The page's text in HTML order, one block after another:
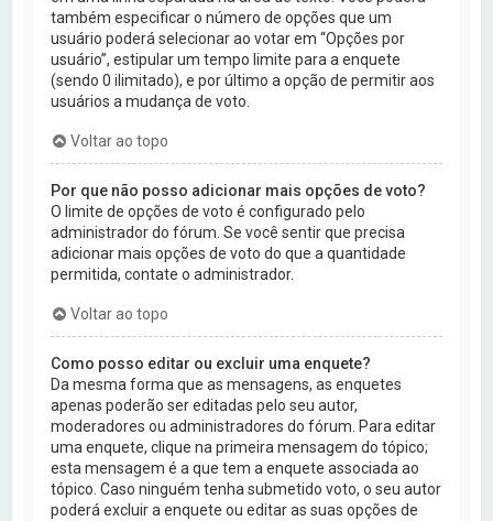
também especificar o número de opções que um
usuário poderá selecionar ao votar em “Opções por
usuário”, estipular um tempo limite para a enquete
(sendo 0 ilimitado), e por último a opção de permitir aos
usuários a mudança de voto.
Voltar ao topo
Por que não posso adicionar mais opções de voto?
O limite de opções de voto é configurado pelo
administrador do fórum. Se você sentir que precisa
adicionar mais opções de voto do que a quantidade
permitida, contate o administrador.
Voltar ao topo
Como posso editar ou excluir uma enquete?
Da mesma forma que as mensagens, as enquetes
apenas poderão ser editadas pelo seu autor,
moderadores ou administradores do fórum. Para editar
uma enquete, clique na primeira mensagem do tópico;
esta mensagem é a que tem a enquete associada ao
tópico. Caso ninguém tenha submetido voto, o seu autor
poderá excluir a enquete ou editar as suas opções de